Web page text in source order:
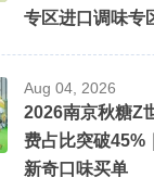
专区进口调味专
Aug 04, 2026
2026南京秋糖Z
费占比突破45%
新奇口味买单